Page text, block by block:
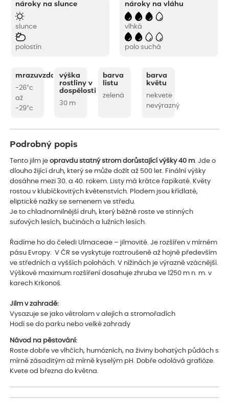
nároky na slunce
slunce
polostín
nároky na vláhu
vlhká
polo suchá
mrazuvzdornost
-26°c
až
-29°c
výška
rostliny v
dospělosti
30 m
barva
listu
zelená
barva
květu
nekvete
nevýrazný
Podrobný popis
Tento jilm jeopravdu statný strom dorůstající výšky 40 m. Jde o
dlouho žijící druh, který se může dožít až 500 let. Finální výšky
dosáhne mezi 30. a 40. rokem. Listy má krátce řapíkaté. Květy
rostou v klubíčkovitých květenstvích. Plodem jsou křídlaté,
eliptické nažky se semenem ve středu.
Je to chladnomilnější druh, který běžně roste ve stinných
suťových lesích, bučinách a lužních lesích.
Řadíme ho do čeledi Ulmaceae – jilmovité. Je rozšířen v mírném
pásu Evropy. V ČR se vyskytuje roztroušeně až hojně především
ve středních a vyšších polohách. V nížinách je výrazně vzácnější.
Výškové maximum rozšíření dosahuje zhruba ve 1250 m n. m. v
karech Krkonoš.
Jilm v zahradě:
Vysazuje se jako větrolam v alejích a stromořadích
Hodí se do parku nebo velké zahrady
Návod na pěstování:
Roste dobře ve vlhčích, humózních, na živiny bohatých půdách s
mírně zásaditým až mírně kyselým pH. Dobře odolává grafióze.
Kvete od března do května.